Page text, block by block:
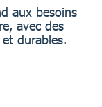
aux besoins
avec des
durables.